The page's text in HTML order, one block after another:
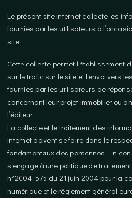
Le présent site internet collecte les
fournies par les utilisateurs à
site.
Cette collecte permet l’établissement
sur le trafic sur le site et l’envoi vers
fournies par les utilisateurs de
concernant leur projet immobilier ou
l’éditeur.
La collecte et le traitement des
internet doivent se faire dans le
fondamentaux des personnes. En
s’engage à une politique de
n°2004-575 du 21 juin 2004 pour la
numérique et le règlement général